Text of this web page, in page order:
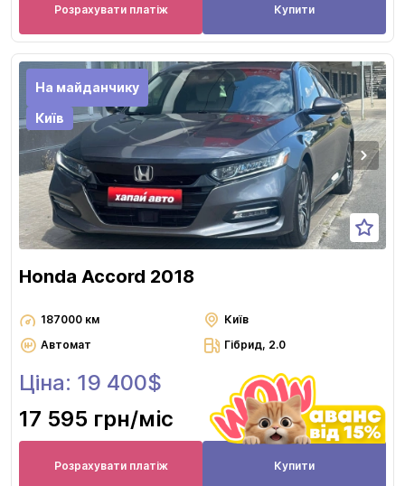
Розрахувати платіж Купити
На майданчику
Київ
Honda Accord 2018
187000 км
Київ
Автомат
Гібрид, 2.0
Ціна: 19 400$
17 595 грн/міс
Розрахувати платіж Купити